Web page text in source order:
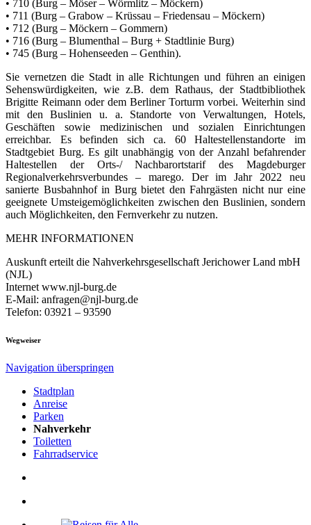
• 710 (Burg – Möser – Wörmlitz – Möckern)
• 711 (Burg – Grabow – Krüssau – Friedensau – Möckern)
• 712 (Burg – Möckern – Gommern)
• 716 (Burg – Blumenthal – Burg + Stadtlinie Burg)
• 745 (Burg – Hohenseeden – Genthin).
Sie vernetzen die Stadt in alle Richtungen und führen an einigen
Sehenswürdigkeiten, wie z.B. dem Rathaus, der Stadtbibliothek
Brigitte Reimann oder dem Berliner Torturm vorbei. Weiterhin sind
mit den Buslinien u. a. Standorte von Verwaltungen, Hotels,
Geschäften sowie medizinischen und sozialen Einrichtungen
erreichbar. Es befinden sich ca. 60 Haltestellenstandorte im
Stadtgebiet Burg. Es gilt unabhängig von der Anzahl befahrender
Haltestellen der Orts-/ Nachbarortstarif des Magdeburger
Regionalverkehrsverbundes – marego. Der im Jahr 2022 neu
sanierte Busbahnhof in Burg bietet den Fahrgästen nicht nur eine
geeignete Umsteigemöglichkeiten zwischen den Buslinien, sondern
auch Möglichkeiten, den Fernverkehr zu nutzen.
MEHR INFORMATIONEN
Auskunft erteilt die Nahverkehrsgesellschaft Jerichower Land mbH
(NJL)
Internet www.njl-burg.de
E-Mail: anfragen@njl-burg.de
Telefon: 03921 – 93590
Wegweiser
Navigation überspringen
Stadtplan
Anreise
Parken
Nahverkehr
Toiletten
Fahrradservice